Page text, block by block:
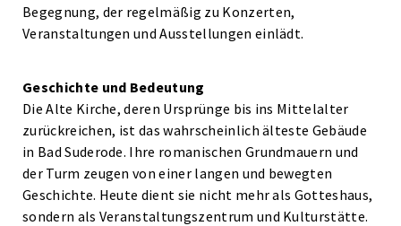
Begegnung, der regelmäßig zu Konzerten,
Veranstaltungen und Ausstellungen einlädt.
Geschichte und Bedeutung
Die Alte Kirche, deren Ursprünge bis ins Mittelalter
zurückreichen, ist das wahrscheinlich älteste Gebäude
in Bad Suderode. Ihre romanischen Grundmauern und
der Turm zeugen von einer langen und bewegten
Geschichte. Heute dient sie nicht mehr als Gotteshaus,
sondern als Veranstaltungszentrum und Kulturstätte.